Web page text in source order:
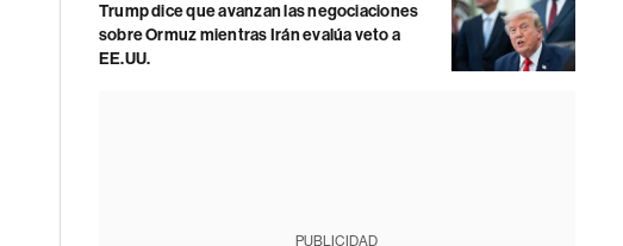
Trump dice que avanzan las negociaciones
sobre Ormuz mientras Irán evalúa veto a
EE.UU.
PUBLICIDAD